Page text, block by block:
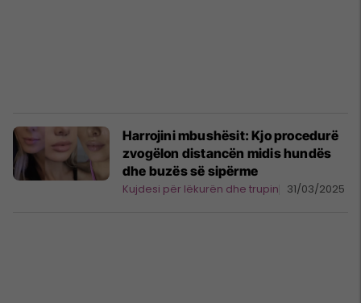
Harrojini mbushësit: Kjo procedurë
zvogëlon distancën midis hundës
dhe buzës së sipërme
Kujdesi për lëkurën dhe trupin 31/03/2025